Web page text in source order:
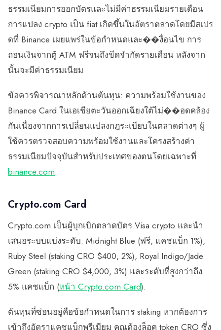
ธรรมเนียมการออกบัตรและไม่มีค่าธรรมเนียมรายเดือน
การแปลง crypto เป็น fiat เกิดขึ้นในอัตราตลาดโดยมีสเปร
ดที่ Binance เผยแพร่ในข้อกำหนดและ��งื่อนไข การ
ถอนเงินจากตู้ ATM ฟรีจนถึงขีดจำกัดรายเดือน หลังจาก
นั้นจะมีค่าธรรมเนียม
ข้อควรพิจารณาหลักด้านต้นทุน: ความพร้อมใช้งานของ
Binance Card ในเอเชียตะวันออกเฉียงใต้ไม่��อดคล้อง
กันเนื่องจากการเปลี่ยนแปลงกฎระเบียบในตลาดต่างๆ ผู้
ใช้ควรตรวจสอบความพร้อมใช้งานและโครงสร้างค่า
ธรรมเนียมปัจจุบันสำหรับประเทศของตนโดยเฉพาะที่
binance.com.
Crypto.com Card
Crypto.com เป็นผู้บุกเบิกตลาดบัตร Visa crypto และนำ
เสนอระบบแบ่งระดับ: Midnight Blue (ฟรี, แคชแบ็ก 1%),
Ruby Steel (staking CRO $400, 2%), Royal Indigo/Jade
Green (staking CRO $4,000, 3%) และระดับที่สูงกว่าถึง
5% แคชแบ็ก (หน้า Crypto.com Card).
ต้นทุนที่ซ่อนอยู่คือข้อกำหนดในการ staking หากต้องการ
เข้าถึงอัตราแคชแบ็กพรีเมียม คุณต้องล็อค token CRO ซึ่ง